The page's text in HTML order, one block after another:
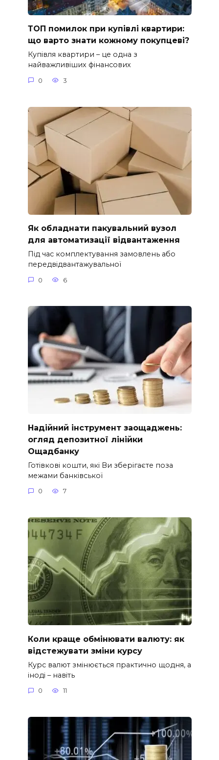
ТОП помилок при купівлі квартири:
що варто знати кожному покупцеві?
Купівля квартири – це одна з
найважливіших фінансових
0 3
Як обладнати пакувальний вузол
для автоматизації відвантаження
Під час комплектування замовлень або
передвідвантажувальної
0 6
Надійний інструмент заощаджень:
огляд депозитної лінійки
Ощадбанку
Готівкові кошти, які Ви зберігаєте поза
межами банківської
0 7
Коли краще обмінювати валюту: як
відстежувати зміни курсу
Курс валют змінюється практично щодня, а
іноді – навіть
0 11